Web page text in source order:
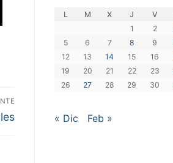
L M X J V
1
2
5
6 7 8 9
12
13 14 15 16
19
20 21 22 23
26
27 28 29 30
« Dic Feb »